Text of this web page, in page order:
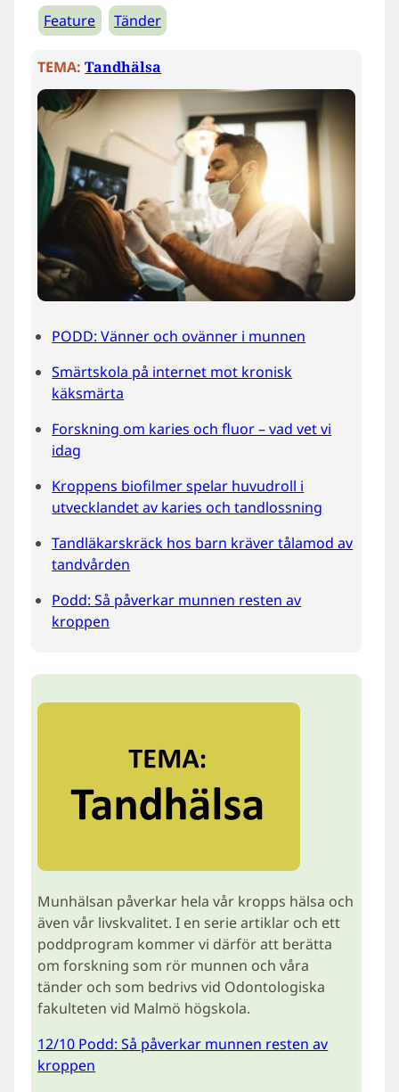
Feature
Tänder
TEMA: Tandhälsa
PODD: Vänner och ovänner i munnen
Smärtskola på internet mot kronisk
käksmärta
Forskning om karies och fluor – vad vet vi
idag
Kroppens biofilmer spelar huvudroll i
utvecklandet av karies och tandlossning
Tandläkarskräck hos barn kräver tålamod av
tandvården
Podd: Så påverkar munnen resten av
kroppen
Munhälsan påverkar hela vår kropps hälsa och
även vår livskvalitet. I en serie artiklar och ett
poddprogram kommer vi därför att berätta
om forskning som rör munnen och våra
tänder och som bedrivs vid Odontologiska
fakulteten vid Malmö högskola.
12/10 Podd: Så påverkar munnen resten av
kroppen